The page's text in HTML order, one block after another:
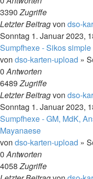
3390Zugriffe
Letzter Beitragvon dso-
Sonntag 1. Januar 2023,
Sumpfhexe - Sikos
von dso-karten-upload »
0Antworten
6489Zugriffe
Letzter Beitragvon dso-
Sonntag 1. Januar 2023,
Sumpfhexe - GM, MdK,
Mayanaese
von dso-karten-upload »
0Antworten
4058Zugriffe